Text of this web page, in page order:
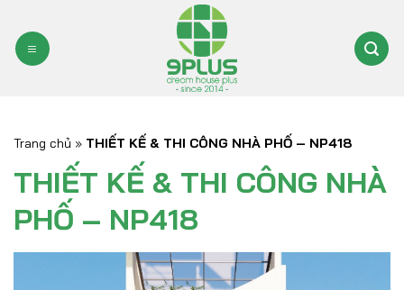
qua
nội
Trang chủ » THIẾT KẾ & THI CÔNG NHÀ PHỐ – NP418
THIẾT KẾ & THI CÔNG NHÀ
PHỐ – NP418